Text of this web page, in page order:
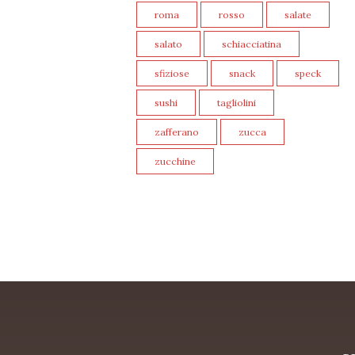
roma rosso salate
salato schiacciatina
sfiziose snack speck
sushi tagliolini
zafferano zucca
zucchine